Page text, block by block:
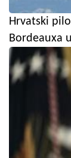
Hrvatski
Bordeauxa